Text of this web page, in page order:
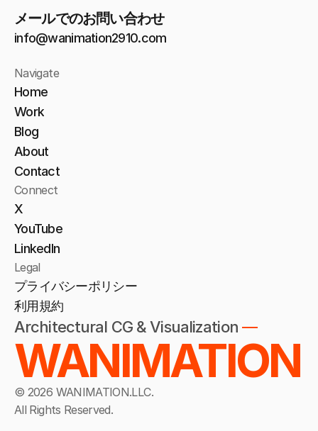
WANIMATION.LLC
Architectural CG & Visualization
Privacy Policy
Terms of Service
メールでのお問い合わせ
info@wanimation2910.com
Navigate
Home
Work
Blog
About
Contact
Connect
X
YouTube
LinkedIn
Legal
プライバシーポリシー
利用規約
Architectural CG & Visualization —
WANIMATION
© 2026 WANIMATION.LLC.
All Rights Reserved.